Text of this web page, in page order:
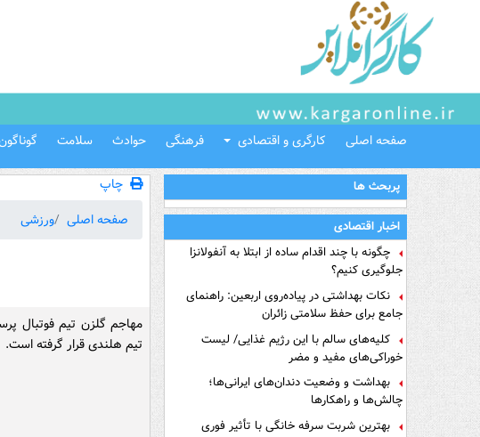
صفحه اصلی کارگری و اقتصادی فرهنگی حوادث سلامت
پربحث ها
اخبار اقتصادی
چگونه با چند اقدام ساده از ابتلا به آنفولانزا
جلوگیری کنیم؟
نکات بهداشتی در پیاده‌روی اربعین: راهنمای
جامع برای حفظ سلامتی زائران
کلیه‌های سالم با این رژیم غذایی/ لیست
خوراکی‌های مفید و مضر
بهداشت و وضعیت دندان‌های ایرانی‌ها؛
چالش‌ها و راهکارها
بهترین شربت سرفه خانگی با تأثیر فوری
چاپ
صفحه اصلی
ورزشی
مهاجم گلزن تیم فوتبال
تیم هلندی قرار گرفته است.